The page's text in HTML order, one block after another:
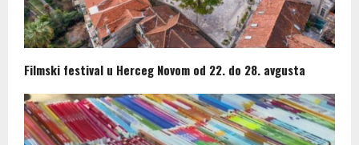
Filmski festival u Herceg Novom od 22. do 28. avgusta